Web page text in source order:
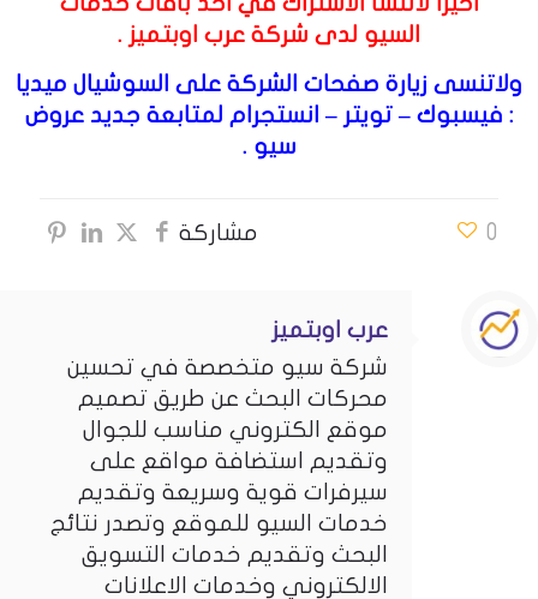
السيو لدى شركة عرب اوبتميز .
ولاتنسى زيارة صفحات الشركة على السوشيال ميديا
: فيسبوك –تويتر – انستجرام لمتابعة جديد عروض
سيو .
مشاركة 0
عرب اوبتميز
شركة سيو متخصصة في تحسين
محركات البحث عن طريق تصميم
موقع الكتروني مناسب للجوال
وتقديم استضافة مواقع على
سيرفرات قوية وسريعة وتقديم
خدمات السيو للموقع وتصدر نتائج
البحث وتقديم خدمات التسويق
الالكتروني وخدمات الاعلانات